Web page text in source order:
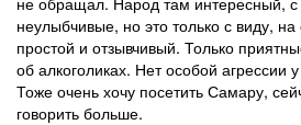
неулыбчивые, но это только с виду,
простой и отзывчивый. Только
об алкоголиках. Нет особой агрессии
Тоже очень хочу посетить Самару,
говорить больше.